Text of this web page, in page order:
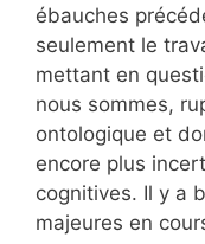
ébauches
seulement le
mettant en
nous sommes,
ontologique et
encore plus
cognitives. Il y a
majeures en